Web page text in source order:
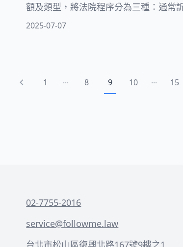
額及類型，將法院程序分為三種：通常
訟程序、簡易訴訟程序以及小額訴訟程
常生活中常見的法律問題。
2025-07-07
1 ... 8 9 10 ... 15
02-7755-2016
service@followme.law
台北市松山區復興北路167號9樓之1